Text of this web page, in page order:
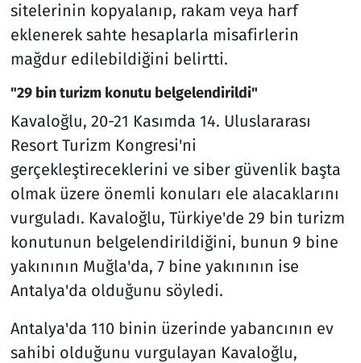
sitelerinin kopyalanıp, rakam veya harf
eklenerek sahte hesaplarla misafirlerin
mağdur edilebildiğini belirtti.
"29 bin turizm konutu belgelendirildi"
Kavaloğlu, 20-21 Kasımda 14. Uluslararası
Resort Turizm Kongresi'ni
gerçekleştireceklerini ve siber güvenlik başta
olmak üzere önemli konuları ele alacaklarını
vurguladı. Kavaloğlu, Türkiye'de 29 bin turizm
konutunun belgelendirildiğini, bunun 9 bine
yakınının Muğla'da, 7 bine yakınının ise
Antalya'da olduğunu söyledi.
Antalya'da 110 binin üzerinde yabancının ev
sahibi olduğunu vurgulayan Kavaloğlu,